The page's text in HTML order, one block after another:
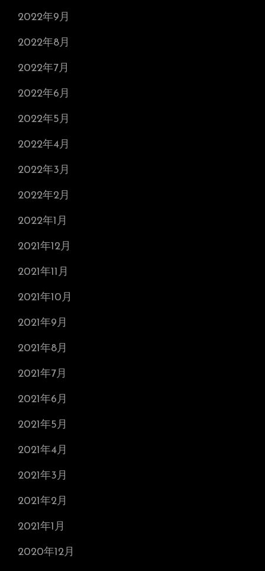
2022年9月
2022年8月
2022年7月
2022年6月
2022年5月
2022年4月
2022年3月
2022年2月
2022年1月
2021年12月
2021年11月
2021年10月
2021年9月
2021年8月
2021年7月
2021年6月
2021年5月
2021年4月
2021年3月
2021年2月
2021年1月
2020年12月